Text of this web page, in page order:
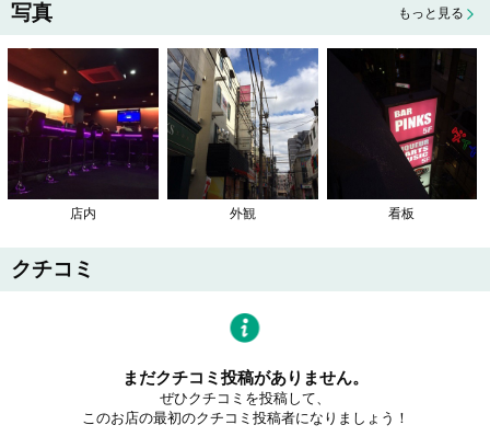
写真 もっと見る
店内 外観 看板
クチコミ
まだクチコミ投稿がありません。
ぜひクチコミを投稿して、
このお店の最初のクチコミ投稿者になりましょう！